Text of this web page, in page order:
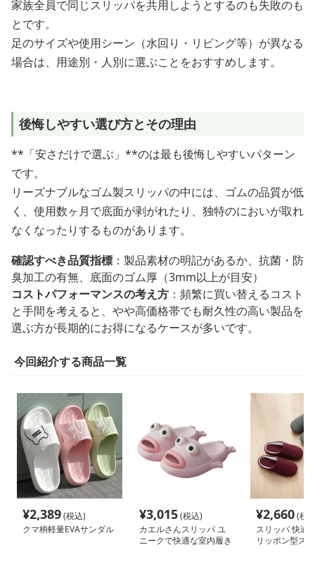
家族全員で同じスリッパを共用しようとするのも失敗のも
とです。
足のサイズや使用シーン（水回り・リビング等）が異なる
場合は、用途別・人別に選ぶことをおすすめします。
後悔しやすい選び方とその理由
**「安さだけで選ぶ」**のは最も後悔しやすいパターン
です。
リーズナブルなゴム製スリッパの中には、ゴムの品質が低
く、使用数ヶ月で底面が剥がれたり、独特のにおいが取れ
なくなったりするものがあります。
確認すべき品質指標 ：製品素材の明記があるか、抗菌・防
臭加工の有無、底面のゴム厚（3mm以上が目安）
コストパフォーマンスの考え方 ：頻繁に買い替えるコスト
と手間を考えると、やや高価格帯でも耐久性の高い製品を
選ぶ方が長期的にお得になるケースが多いです。
今回紹介する商品一覧
¥2,389(税込)
クマ柄軽量EVAサンダル
¥3,015(税込)
カエルさんスリッパ ユ
ニークで快適な室内履き
¥2,660(税
スリッパ 快適
リッポン型ス